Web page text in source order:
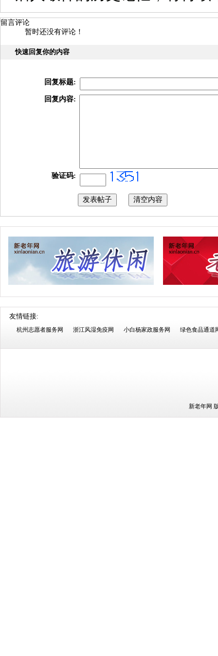
留言评论
暂时还没有评论！
快速回复你的内容
回复标题:
回复内容:
验证码:
友情链接:
杭州志愿者服务网 浙江风湿免疫网 小白杨家政服务网 绿色食品通道
新老年网